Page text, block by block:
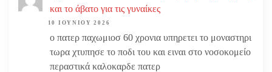
και το άβατο για τις γυναίκες
10 ΙΟΥΝΊΟΥ 2026
ο πατερ παχωμιοσ 60 χρονια υπηρετει το μοναστηρι
τωρα χτυπησε το ποδι του και ειναι στο νοσοκομείο
περαστικά καλοκαρδε πατερ